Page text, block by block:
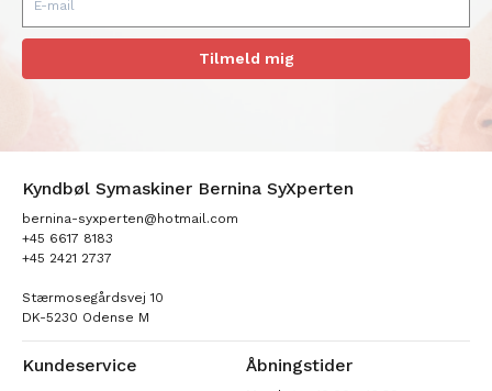
Tilmeld mig
Kyndbøl Symaskiner Bernina SyXperten
bernina-syxperten@hotmail.com
+45 6617 8183
+45 2421 2737
Stærmosegårdsvej 10
DK-5230 Odense M
Kundeservice Åbningstider